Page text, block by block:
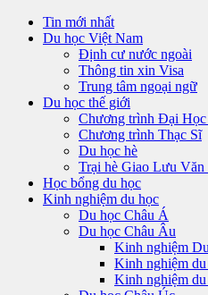
Tin mới nhất
Du học Việt Nam
Định cư nước ngoài
Thông tin xin Visa
Trung tâm ngoại ngữ
Du học thế giới
Chương trình Đại
Chương trình Thạc Sĩ
Du học hè
Trại hè Giao Lưu Văn
Học bổng du học
Kinh nghiệm du học
Du học Châu Á
Du học Châu Âu
Kinh nghiệm
Kinh nghiệm
Kinh nghiệm du